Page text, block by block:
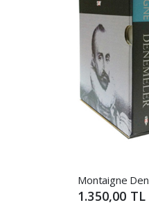
Montaigne
1.350,00 TL